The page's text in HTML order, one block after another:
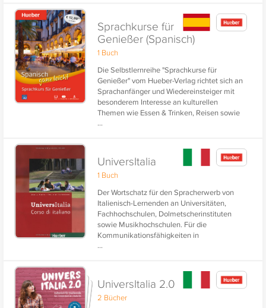
Sprachkurse für
Genießer (Spanisch)
1 Buch
Die Selbstlernreihe "Sprachkurse für
Genießer" vom Hueber-Verlag richtet sich an
Sprachanfänger und Wiedereinsteiger mit
besonderem Interesse an kulturellen
Themen wie Essen & Trinken, Reisen sowie
Gesundheit, Sport und Wellness.
...
UniversItalia
1 Buch
Der Wortschatz für den Spracherwerb von
Italienisch-Lernenden an Universitäten,
Fachhochschulen, Dolmetscherinstituten
sowie Musikhochschulen. Für die
Kommunikationsfähigkeiten in
studentischen Alltagssituationen, solide
...
UniversItalia 2.0
2 Bücher